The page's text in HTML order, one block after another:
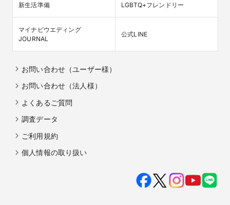
新生活準備 LGBTQ+フレンドリー
マイナビウエディング
JOURNAL
公式LINE
お問い合わせ（ユーザー様）
お問い合わせ（法人様）
よくあるご質問
調査データ
ご利用規約
個人情報の取り扱い